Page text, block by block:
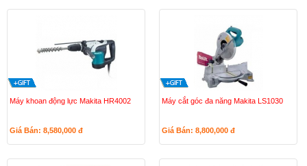
Máy khoan động lực Makita HR4002
Giá Bán: 8,580,000 đ
Máy cắt góc đa năng Makita LS1030
Giá Bán: 8,800,000 đ